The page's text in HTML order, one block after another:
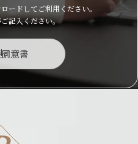
ードしてご利用ください。
記入ください。
意書